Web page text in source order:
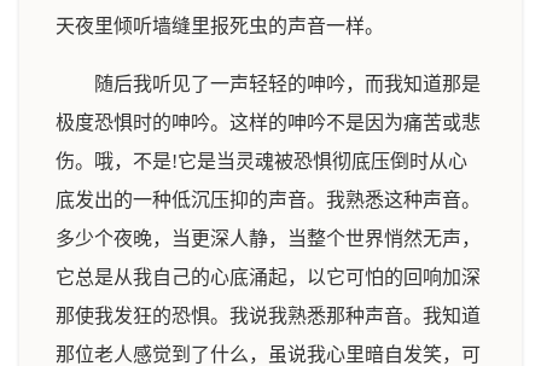
天夜里倾听墙缝里报死虫的声音一样。
随后我听见了一声轻轻的呻吟，而我知道那是
极度恐惧时的呻吟。这样的呻吟不是因为痛苦或悲
伤。哦，不是!它是当灵魂被恐惧彻底压倒时从心
底发出的一种低沉压抑的声音。我熟悉这种声音。
多少个夜晚，当更深人静，当整个世界悄然无声，
它总是从我自己的心底涌起，以它可怕的回响加深
那使我发狂的恐惧。我说我熟悉那种声音。我知道
那位老人感觉到了什么，虽说我心里暗自发笑，可